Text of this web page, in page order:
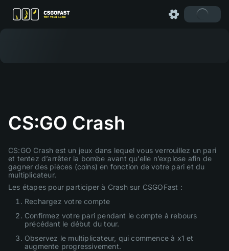
CS:GO Crash
CS:GO Crash est un jeux dans lequel vous verrouillez un pari
et tentez d’arrêter la bombe avant qu’elle n’explose afin de
gagner des pièces (coins) en fonction de votre pari et du
multiplicateur.
Les étapes pour participer à Crash sur CSGOFast :
Rechargez votre compte
Confirmez votre pari pendant le compte à rebours
précédant le début du tour.
Observez le multiplicateur, qui commence à x1 et
augmente progressivement.